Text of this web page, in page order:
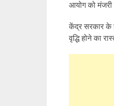
आयोग को मंजरी
केंद्र सरकार के
वृद्धि होने का